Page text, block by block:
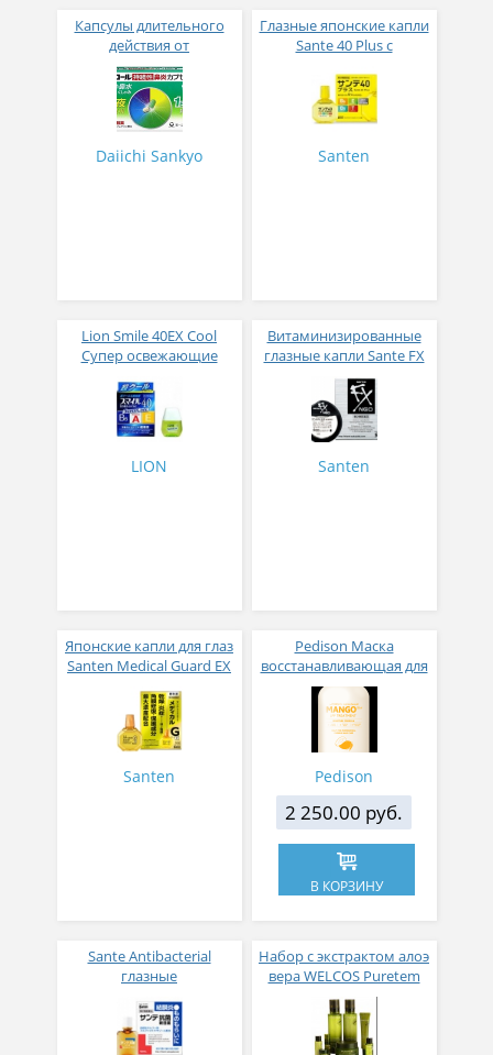
Капсулы длительного
действия от
хронического, острого и
аллергического ринита
Daiichi Sankyo Precol
Time № 30
Daiichi Sankyo
Глазные японские капли
Sante 40 Plus с
Santen
Lion Smile 40EX Cool
Супер освежающие
LION
Витаминизированные
глазные капли Sante FX
Neo
Santen
Японские капли для глаз
Santen Medical Guard EX
Santen
Pedison Маска
восстанавливающая для
волос с манго Institut-
beaute mango rich LPP
treatment 2000 мл
Pedison
2 250.00 руб.
В КОРЗИНУ
Sante Antibacterial
глазные
капли
Набор с экстрактом алоэ
вера WELCOS Puretem
Purevera 3 Items Set